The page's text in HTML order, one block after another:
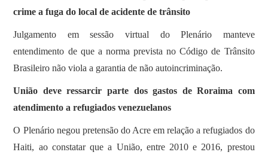
crime a fuga do local de acidente de trânsito
Julgamento em sessão virtual do Plenário manteve
entendimento de que a norma prevista no Código de Trânsito
Brasileiro não viola a garantia de não autoincriminação.
União deve ressarcir parte dos gastos de Roraima com
atendimento a refugiados venezuelanos
O Plenário negou pretensão do Acre em relação a refugiados do
Haiti, ao constatar que a União, entre 2010 e 2016, prestou